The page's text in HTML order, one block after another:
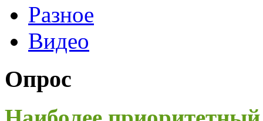
Разное
Видео
Опрос